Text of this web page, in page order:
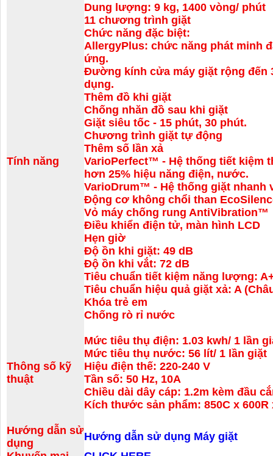
Tính năng
Dung lượng: 9 kg, 1400 vòng/ phút
11 chương trình giặt
Chức năng đặc biệt:
AllergyPlus: chức năng phát minh
ứng.
Đường kính cửa máy giặt rộng đến
dụng.
Thêm đồ khi giặt
Chống nhăn đồ sau khi giặt
Giặt siêu tốc - 15 phút, 30 phút.
Chương trình giặt tự động
Thêm số lần xả
VarioPerfect™ - Hệ thống tiết kiệm
hơn 25% hiệu năng điện, nước.
VarioDrum™ - Hệ thống giặt nhanh
Động cơ không chổi than
Vỏ máy chống rung AntiVibration™
Điều khiển điện tử, màn hình LCD
Hẹn giờ
Độ ồn khi giặt: 49 dB
Độ ồn khi vắt: 72 dB
Tiêu chuẩn tiết kiệm năng lượng:
Tiêu chuẩn hiệu quả giặt xả: A
Khóa trẻ em
Chống rò rỉ nước
Thông số kỹ
thuật
Mức tiêu thụ điện: 1.03 kwh/ 1 lần
Mức tiêu thụ nước: 56 lít/ 1 lần giặt
Hiệu điện thế: 220-240 V
Tần số: 50 Hz, 10A
Chiều dài dây cáp: 1.2m kèm đầu
Kích thước sản phẩm: 850C x 600R
Hướng dẫn sử
dụng
Hướng dẫn sử dụng Máy giặt